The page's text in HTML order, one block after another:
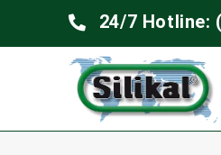
24/7 Hotline: